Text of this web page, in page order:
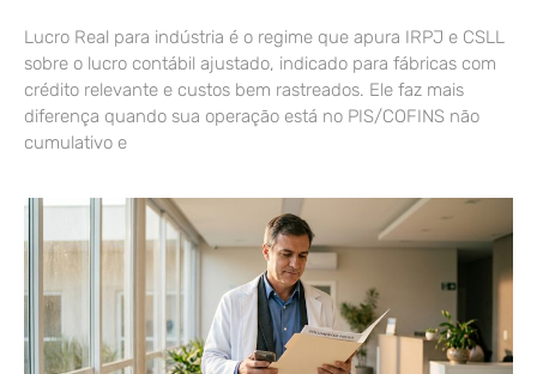
Lucro Real para indústria é o regime que apura IRPJ e CSLL
sobre o lucro contábil ajustado, indicado para fábricas com
crédito relevante e custos bem rastreados. Ele faz mais
diferença quando sua operação está no PIS/COFINS não
cumulativo e